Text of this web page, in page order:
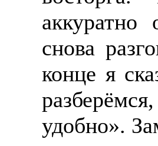
снова
конце я
удобно».